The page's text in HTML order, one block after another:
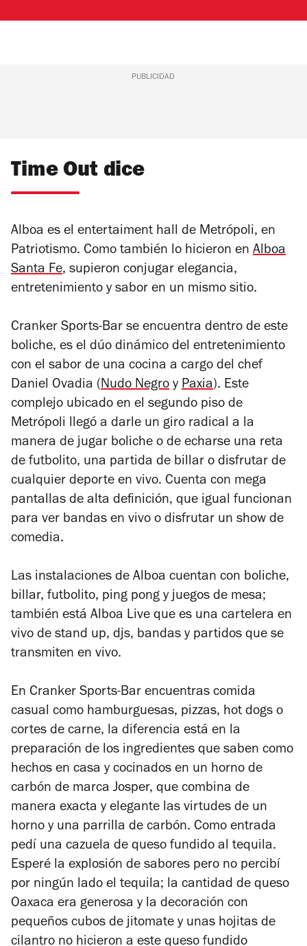
PUBLICIDAD
Time Out dice
Alboa es el entertaiment hall de Metrópoli, en
Patriotismo. Como también lo hicieron en Alboa
Santa Fe, supieron conjugar elegancia,
entretenimiento y sabor en un mismo sitio.
Cranker Sports-Bar se encuentra dentro de este
boliche, es el dúo dinámico del entretenimiento
con el sabor de una cocina a cargo del chef
Daniel Ovadia (Nudo Negro y Paxia). Este
complejo ubicado en el segundo piso de
Metrópoli llegó a darle un giro radical a la
manera de jugar boliche o de echarse una reta
de futbolito, una partida de billar o disfrutar de
cualquier deporte en vivo. Cuenta con mega
pantallas de alta definición, que igual funcionan
para ver bandas en vivo o disfrutar un show de
comedia.
Las instalaciones de Alboa cuentan con boliche,
billar, futbolito, ping pong y juegos de mesa;
también está Alboa Live que es una cartelera en
vivo de stand up, djs, bandas y partidos que se
transmiten en vivo.
En Cranker Sports-Bar encuentras comida
casual como hamburguesas, pizzas, hot dogs o
cortes de carne, la diferencia está en la
preparación de los ingredientes que saben como
hechos en casa y cocinados en un horno de
carbón de marca Josper, que combina de
manera exacta y elegante las virtudes de un
horno y una parrilla de carbón. Como entrada
pedí una cazuela de queso fundido al tequila.
Esperé la explosión de sabores pero no percibí
por ningún lado el tequila; la cantidad de queso
Oaxaca era generosa y la decoración con
pequeños cubos de jitomate y unas hojitas de
cilantro no hicieron a este queso fundido